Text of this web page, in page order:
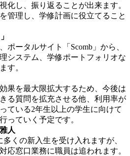
化し、振り返ることが出来ます。
管理し、学修計画に役立てること
ータルサイト「Scomb」から、
システム、学修ポートフォリオな
す。
果を最大限拡大するため、今後は
る質問を拡充させる他、利用率が
ている2年生以上の学生に向けて
っていく予定です。
人
くの新入生を受け入れますが、
応窓口業務に職員は追われます。